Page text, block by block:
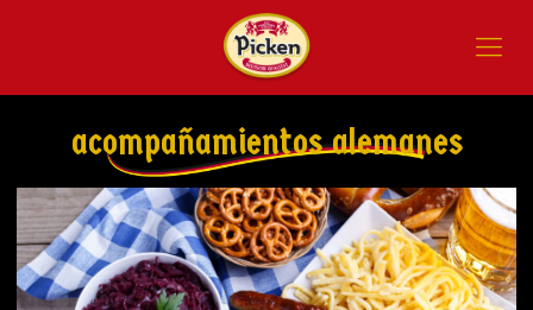
acompañamientos alemanes